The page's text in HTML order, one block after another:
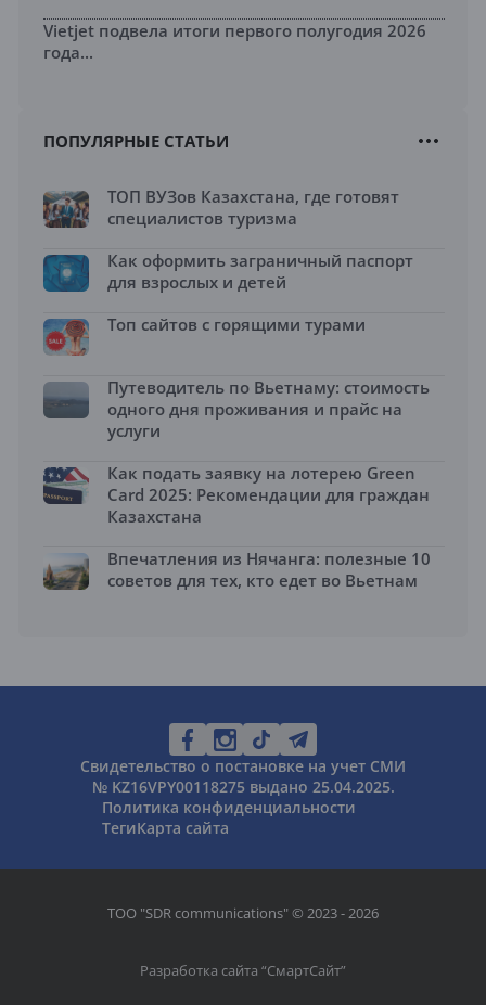
Vietjet подвела итоги первого полугодия 2026
года...
ПОПУЛЯРНЫЕ СТАТЬИ
ТОП ВУЗов Казахстана, где готовят
специалистов туризма
Как оформить заграничный паспорт
для взрослых и детей
Топ сайтов с горящими турами
Путеводитель по Вьетнаму: стоимость
одного дня проживания и прайс на
услуги
Как подать заявку на лотерею Green
Card 2025: Рекомендации для граждан
Казахстана
Впечатления из Нячанга: полезные 10
советов для тех, кто едет во Вьетнам
Свидетельство о постановке на учет СМИ
№ KZ16VPY00118275 выдано 25.04.2025.
Политика конфиденциальности
ТегиКарта сайта
ТОО "SDR communications" © 2023 - 2026
Разработка сайта “СмартСайт”